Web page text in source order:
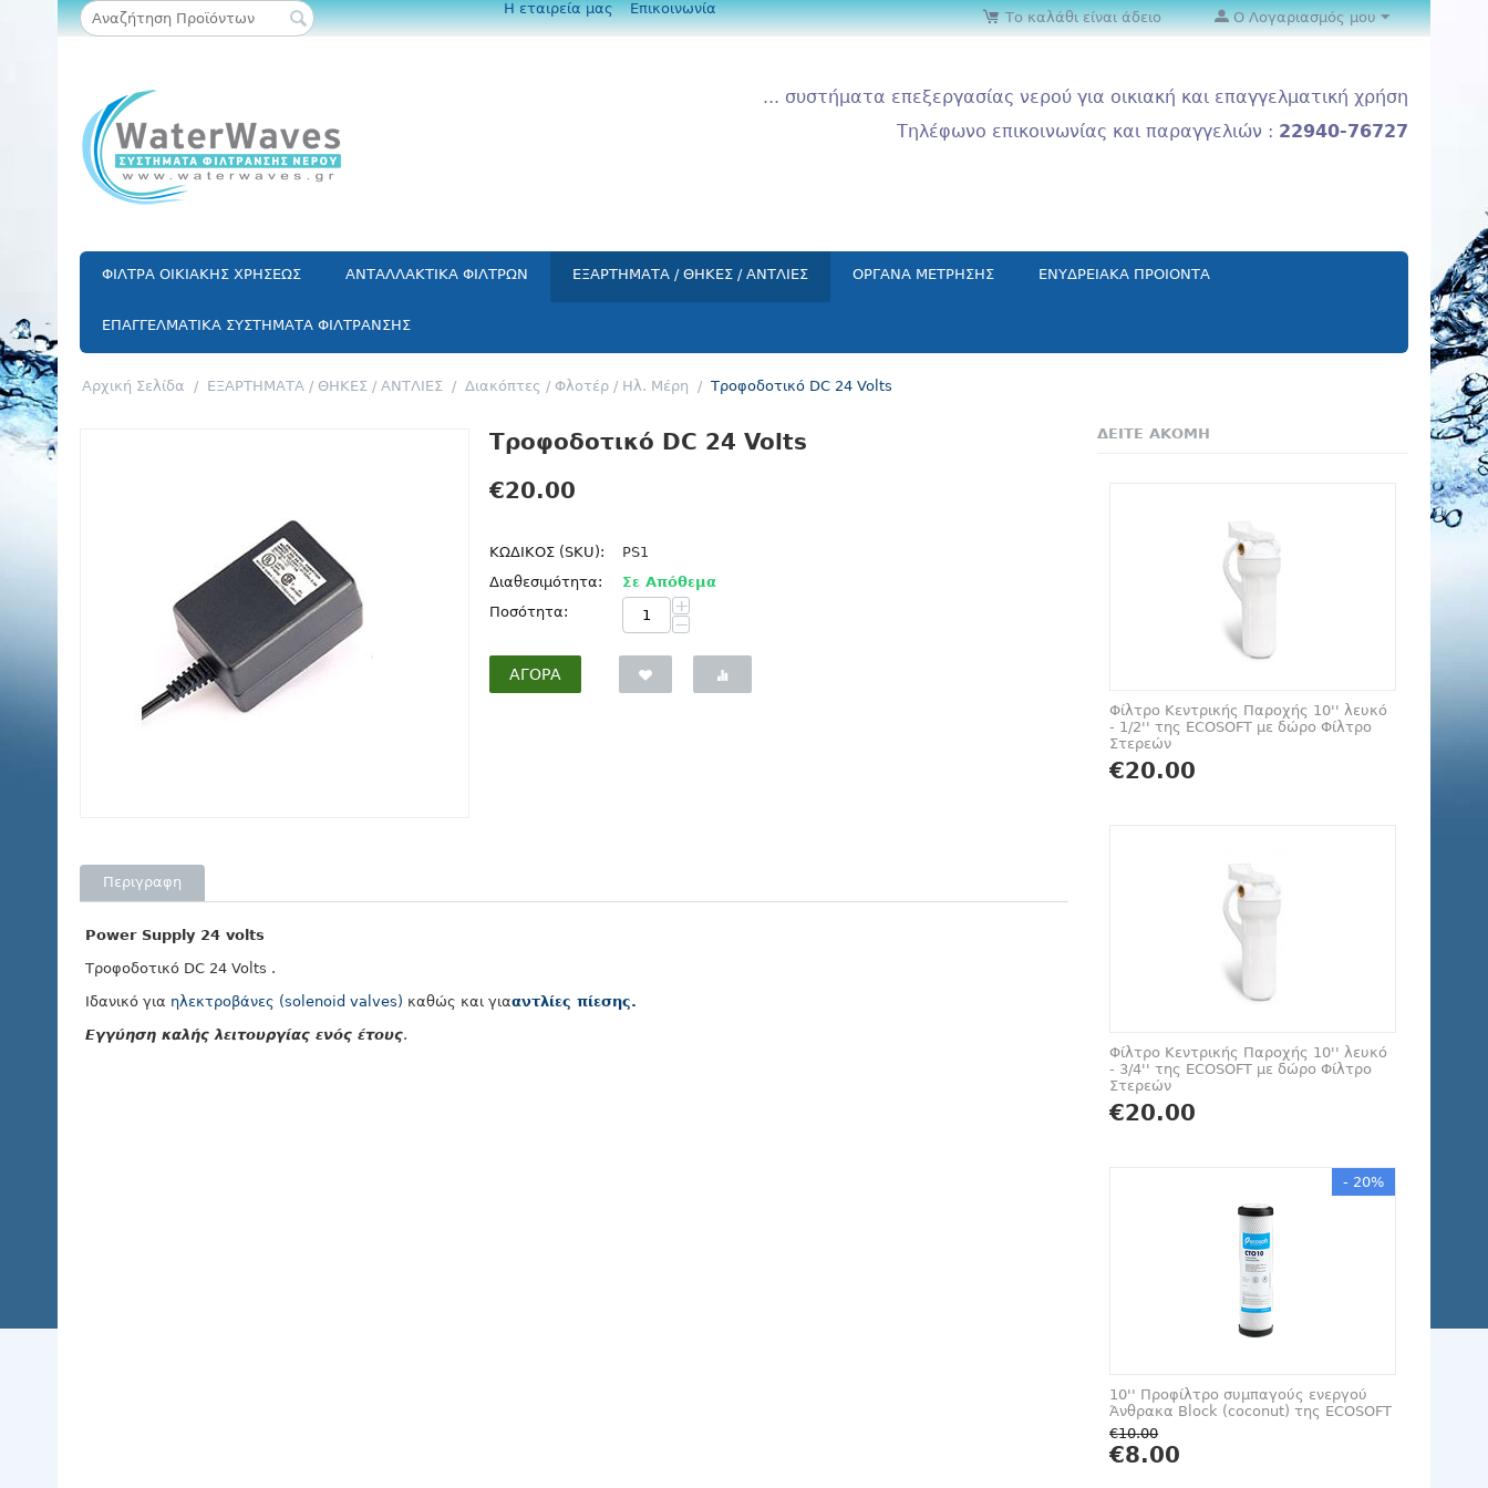
Η εταιρεία μας Επικοινωνία
Ο Λογαριασμός μου
Το καλάθι είναι άδειο
... συστήματα επεξεργασίας νερού για οικιακή και επαγγελματική χρήση
Τηλέφωνο επικοινωνίας και παραγγελιών : 22940-76727
ΦΙΛΤΡΑ ΟΙΚΙΑΚΗΣ ΧΡΗΣΕΩΣ ΑΝΤΑΛΛΑΚΤΙΚΑ ΦΙΛΤΡΩΝ ΕΞΑΡΤΗΜΑΤΑ / ΘΗΚΕΣ / ΑΝΤΛΙΕΣ ΟΡΓΑΝΑ ΜΕΤΡΗΣΗΣ ΕΝΥΔΡΕΙΑΚΑ ΠΡΟΙΟΝΤΑ
ΕΠΑΓΓΕΛΜΑΤΙΚΑ ΣΥΣΤΗΜΑΤΑ ΦΙΛΤΡΑΝΣΗΣ
Αρχική Σελίδα / ΕΞΑΡΤΗΜΑΤΑ / ΘΗΚΕΣ / ΑΝΤΛΙΕΣ / Διακόπτες / Φλοτέρ / Ηλ. Μέρη / Τροφοδοτικό DC 24 Volts
Τροφοδοτικό DC 24 Volts
€20.00
ΚΩΔΙΚΟΣ (SKU):
PS1
Διαθεσιμότητα:
Σε Απόθεμα
Ποσότητα:
+
−
ΑΓΟΡΆ
Περιγραφη
Power Supply 24 volts
Τροφοδοτικό DC 24 Volts .
Ιδανικό για ηλεκτροβάνες (solenoid valves) καθώς και γιααντλίες πίεσης.
Εγγύηση καλής λειτουργίας ενός έτους.
ΔΕΙΤΕ ΑΚΟΜΗ
Φίλτρο Κεντρικής Παροχής 10'' λευκό
- 1/2'' της ECOSOFT με δώρο Φίλτρο
Στερεών
€20.00
Φίλτρο Κεντρικής Παροχής 10'' λευκό
- 3/4'' της ECOSOFT με δώρο Φίλτρο
Στερεών
€20.00
- 20%
10'' Προφίλτρο συμπαγούς ενεργού
Άνθρακα Block (coconut) της ECOSOFT
€10.00
€8.00